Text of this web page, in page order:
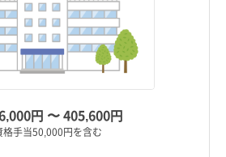
円 〜405,600円
格手当50,000円を含む